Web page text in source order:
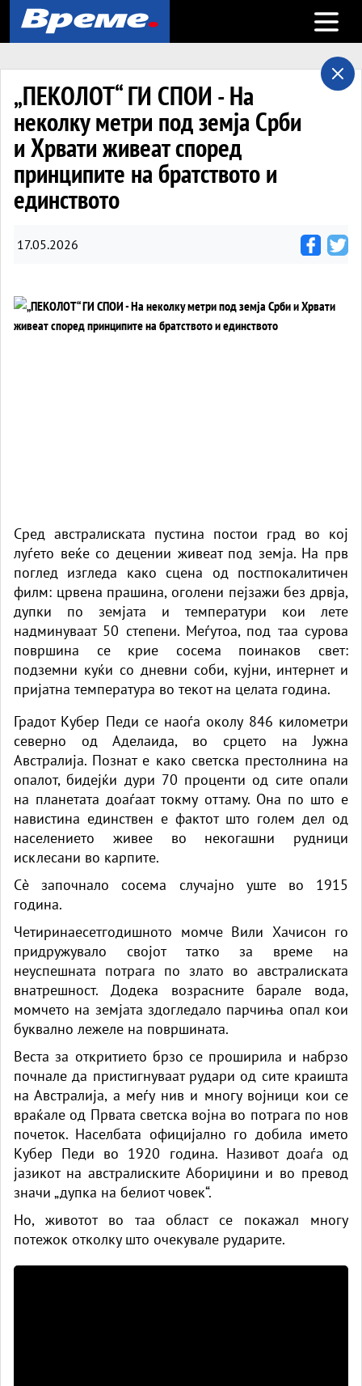
Open
„ПЕКОЛОТ“ ГИ СПОИ - На
неколку метри под земја Срби
и Хрвати живеат според
принципите на братството и
единството
17.05.2026
Сред австралиската пустина постои град во кој
луѓето веќе со децении живеат под земја. На прв
поглед изгледа како сцена од постпокалитичен
филм: црвена прашина, оголени пејзажи без дрвја,
дупки по земјата и температури кои лете
надминуваат 50 степени. Меѓутоа, под таа сурова
површина се крие сосема поинаков свет:
подземни куќи со дневни соби, кујни, интернет и
пријатна температура во текот на целата година.
Градот Кубер Педи се наоѓа околу 846 километри
северно од Аделаида, во срцето на Јужна
Австралија. Познат е како светска престолнина на
опалот, бидејќи дури 70 проценти од сите опали
на планетата доаѓаат токму оттаму. Она по што е
навистина единствен е фактот што голем дел од
населението живее во некогашни рудници
исклесани во карпите.
Сè започнало сосема случајно уште во 1915
година.
Четиринаесетгодишното момче Вили Хачисон го
придружувало својот татко за време на
неуспешната потрага по злато во австралиската
внатрешност. Додека возрасните барале вода,
момчето на земјата здогледало парчиња опал кои
буквално лежеле на површината.
Веста за откритието брзо се проширила и набрзо
почнале да пристигнуваат рудари од сите краишта
на Австралија, а меѓу нив и многу војници кои се
враќале од Првата светска војна во потрага по нов
почеток. Населбата официјално го добила името
Кубер Педи во 1920 година. Називот доаѓа од
јазикот на австралиските Абориџини и во превод
значи „дупка на белиот човек“.
Но, животот во таа област се покажал многу
потежок отколку што очекувале рударите.